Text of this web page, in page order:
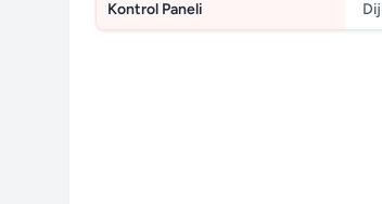
Kontrol Paneli